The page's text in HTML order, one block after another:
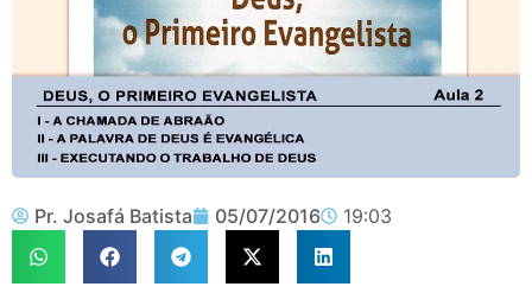
Pr. Josafá Batista 05/07/2016 19:03